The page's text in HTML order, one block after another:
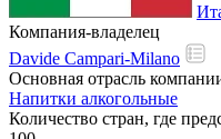
Компания-владелец
Davide Campari-Milano
Основная отрасль
Напитки алкогольные
Количество стран, где